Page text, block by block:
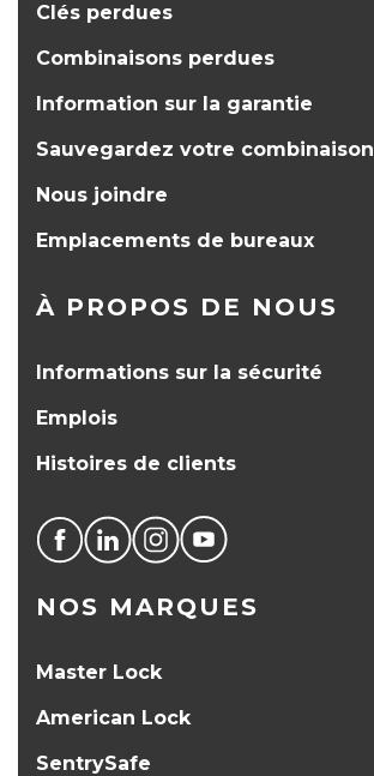
Clés perdues
Combinaisons perdues
Information sur la garantie
Sauvegardez votre combinaison
Nous joindre
Emplacements de bureaux
À PROPOS DE NOUS
Informations sur la sécurité
Emplois
Histoires de clients
NOS MARQUES
Master Lock
American Lock
SentrySafe